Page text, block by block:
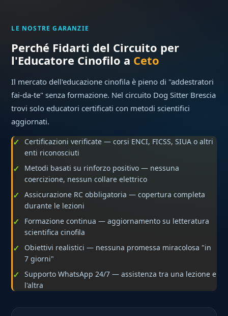
LE NOSTRE GARANZIE
Perché Fidarti del Circuito per
l'Educatore Cinofilo a Ceto
Il mercato dell'educazione cinofila è pieno di "addestratori
fai-da-te" senza formazione. Nel circuito Dog Sitter Brescia
trovi solo educatori certificati con metodi scientifici
aggiornati.
Certificazioni verificate — corsi ENCI, FICSS, SIUA o altri
enti riconosciuti
Metodi basati su rinforzo positivo — nessuna
coercizione, nessun collare elettrico
Assicurazione RC obbligatoria — copertura completa
durante le lezioni
Formazione continua — aggiornamento su letteratura
scientifica cinofila
Obiettivi realistici — nessuna promessa miracolosa "in
7 giorni"
Supporto WhatsApp 24/7 — assistenza tra una lezione e
l'altra